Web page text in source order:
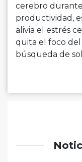
cerebro
productividad,
alivia el estrés
quita el foco
búsqueda de